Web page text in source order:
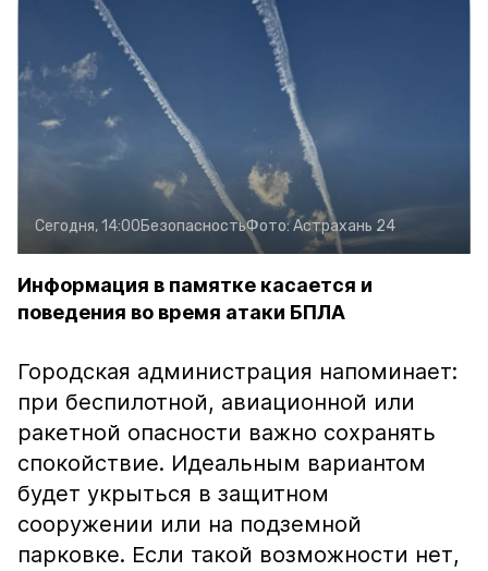
Сегодня, 14:00БезопасностьФото:Астрахань 24
Информация в памятке касается и
поведения во время атаки БПЛА
Городская администрация напоминает:
при беспилотной, авиационной или
ракетной опасности важно сохранять
спокойствие. Идеальным вариантом
будет укрыться в защитном
сооружении или на подземной
парковке. Если такой возможности нет,